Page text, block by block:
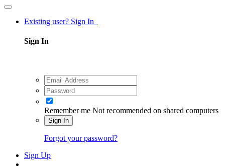
Existing user? Sign In
Sign In
Remember me Not recommended on shared computers
Sign In
Forgot your password?
Sign Up